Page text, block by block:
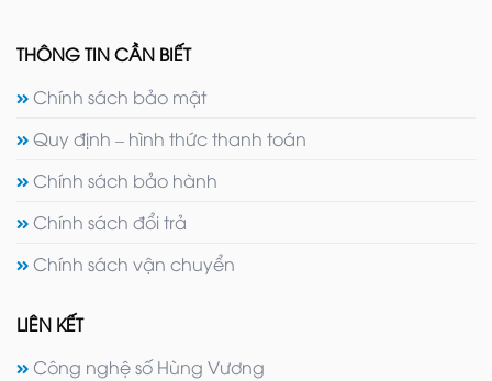
THÔNG TIN CẦN BIẾT
Chính sách bảo mật
Quy định – hình thức thanh toán
Chính sách bảo hành
Chính sách đổi trả
Chính sách vận chuyển
LIÊN KẾT
Công nghệ số Hùng Vương